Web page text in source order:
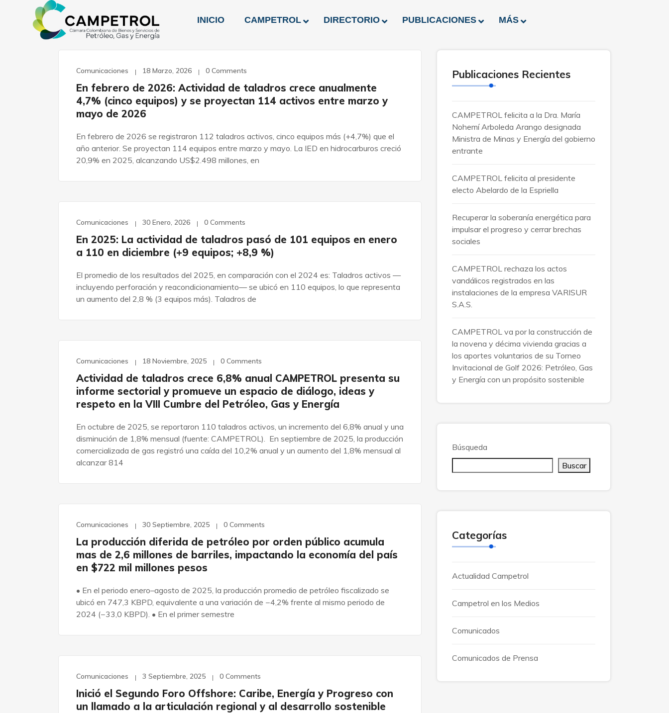
INICIO CAMPETROL DIRECTORIO PUBLICACIONES MÁS
Comunicaciones 18 Marzo, 2026 0 Comments
En febrero de 2026: Actividad de taladros crece anualmente
4,7% (cinco equipos) y se proyectan 114 activos entre marzo y
mayo de 2026
En febrero de 2026 se registraron 112 taladros activos, cinco equipos más (+4,7%) que el
año anterior. Se proyectan 114 equipos entre marzo y mayo. La IED en hidrocarburos creció
20,9% en 2025, alcanzando US$2.498 millones, en
Comunicaciones 30 Enero, 2026 0 Comments
En 2025: La actividad de taladros pasó de 101 equipos en enero
a 110 en diciembre (+9 equipos; +8,9 %)
El promedio de los resultados del 2025, en comparación con el 2024 es: Taladros activos —
incluyendo perforación y reacondicionamiento— se ubicó en 110 equipos, lo que representa
un aumento del 2,8 % (3 equipos más). Taladros de
Comunicaciones 18 Noviembre, 2025 0 Comments
Actividad de taladros crece 6,8% anual CAMPETROL presenta su
informe sectorial y promueve un espacio de diálogo, ideas y
respeto en la VIII Cumbre del Petróleo, Gas y Energía
En octubre de 2025, se reportaron 110 taladros activos, un incremento del 6,8% anual y una
disminución de 1,8% mensual (fuente: CAMPETROL). En septiembre de 2025, la producción
comercializada de gas registró una caída del 10,2% anual y un aumento del 1,8% mensual al
alcanzar 814
Comunicaciones 30 Septiembre, 2025 0 Comments
La producción diferida de petróleo por orden público acumula
mas de 2,6 millones de barriles, impactando la economía del país
en $722 mil millones pesos
• En el periodo enero–agosto de 2025, la producción promedio de petróleo fiscalizado se
ubicó en 747,3 KBPD, equivalente a una variación de −4,2% frente al mismo periodo de
2024 (−33,0 KBPD). • En el primer semestre
Comunicaciones 3 Septiembre, 2025 0 Comments
Inició el Segundo Foro Offshore: Caribe, Energía y Progreso con
un llamado a la articulación regional y al desarrollo sostenible
Publicaciones Recientes
CAMPETROL felicita a la Dra. María
Nohemí Arboleda Arango designada
Ministra de Minas y Energía del gobierno
entrante
CAMPETROL felicita al presidente
electo Abelardo de la Espriella
Recuperar la soberanía energética para
impulsar el progreso y cerrar brechas
sociales
CAMPETROL rechaza los actos
vandálicos registrados en las
instalaciones de la empresa VARISUR
S.A.S.
CAMPETROL va por la construcción de
la novena y décima vivienda gracias a
los aportes voluntarios de su Torneo
Invitacional de Golf 2026: Petróleo, Gas
y Energía con un propósito sostenible
Búsqueda
Buscar
Categorías
Actualidad Campetrol
Campetrol en los Medios
Comunicados
Comunicados de Prensa